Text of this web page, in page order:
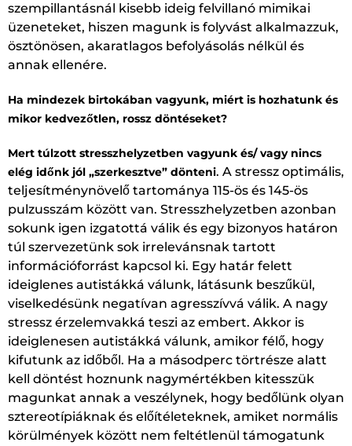
szempillantásnál kisebb ideig felvillanó mimikai
üzeneteket, hiszen magunk is folyvást alkalmazzuk,
ösztönösen, akaratlagos befolyásolás nélkül és
annak ellenére.
Ha mindezek birtokában vagyunk, miért is hozhatunk és
mikor kedvezőtlen, rossz döntéseket?
Mert túlzott stresszhelyzetben vagyunk és/ vagy nincs
elég időnk jól „szerkesztve” dönteni. A stressz optimális,
teljesítménynövelő tartománya 115-ös és 145-ös
pulzusszám között van. Stresszhelyzetben azonban
sokunk igen izgatottá válik és egy bizonyos határon
túl szervezetünk sok irrelevánsnak tartott
információforrást kapcsol ki. Egy határ felett
ideiglenes autistákká válunk, látásunk beszűkül,
viselkedésünk negatívan agresszívvá válik. A nagy
stressz érzelemvakká teszi az embert. Akkor is
ideiglenesen autistákká válunk, amikor félő, hogy
kifutunk az időből. Ha a másodperc törtrésze alatt
kell döntést hoznunk nagymértékben kitesszük
magunkat annak a veszélynek, hogy bedőlünk olyan
sztereotípiáknak és előítéleteknek, amiket normális
körülmények között nem feltétlenül támogatunk